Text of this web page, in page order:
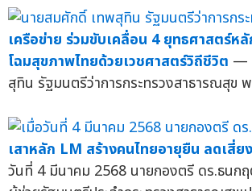
เครือข่าย ร่วมขับเคลื่อน 4 ยุทธศาสตร์ห
โฉมสุขภาพไทยด้วยเวชศาสตร์วิถีชีวิต —
สุทิน รัฐมนตรีว่าการกระทรวงสาธารณสุข
เสาหลัก LM สร้างคนไทยอายุยืน ลดเสี่ย
วันที่ 4 มีนาคม 2568 นายกองตรี ดร.ธนก